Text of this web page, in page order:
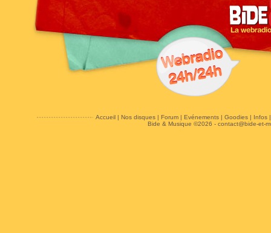
Accueil| Nos disques| Forum| Evénements| Goodies| Infos
Bide & Musique ©2026 - contact@bide-et-